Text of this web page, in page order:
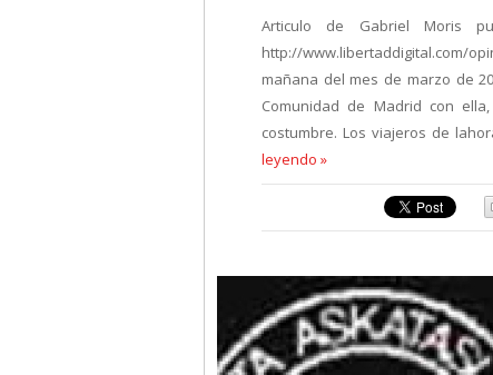
Articulo de Gabriel Moris
http://www.libertaddigital.com/
mañana del mes de marzo de
Comunidad de Madrid con
costumbre. Los viajeros de
leyendo »